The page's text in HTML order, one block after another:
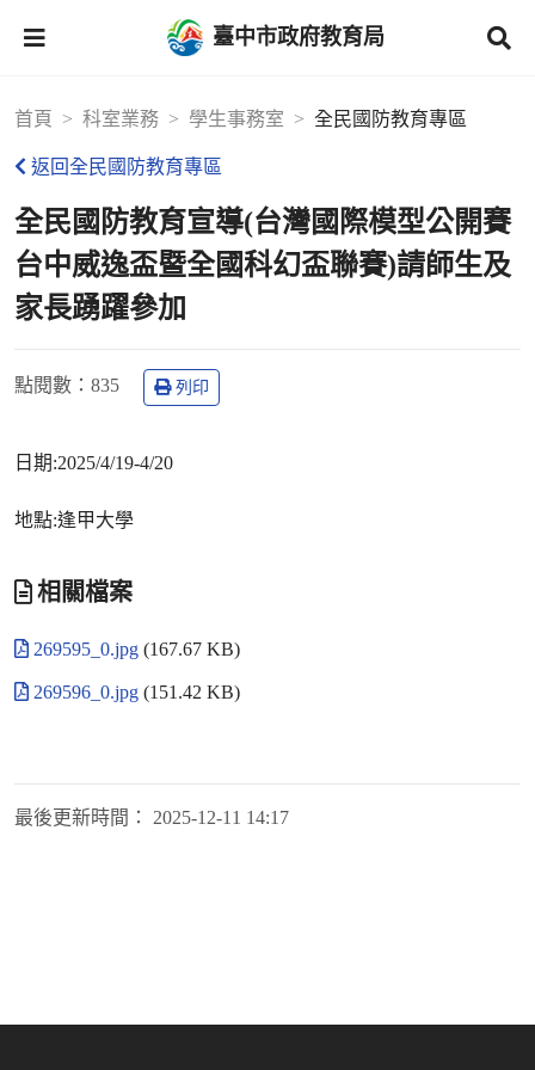
臺中市政府教育局
首頁 科室業務 學生事務室 全民國防教育專區
返回全民國防教育專區
全民國防教育宣導(台灣國際模型公開賽
台中威逸盃暨全國科幻盃聯賽)請師生及
家長踴躍參加
點閱數 ：835 列印
日期:2025/4/19-4/20
地點:逢甲大學
相關檔案
269595_0.jpg (167.67 KB)
269596_0.jpg (151.42 KB)
最後更新時間： 2025-12-11 14:17